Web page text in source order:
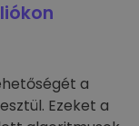
a
Ezeket a